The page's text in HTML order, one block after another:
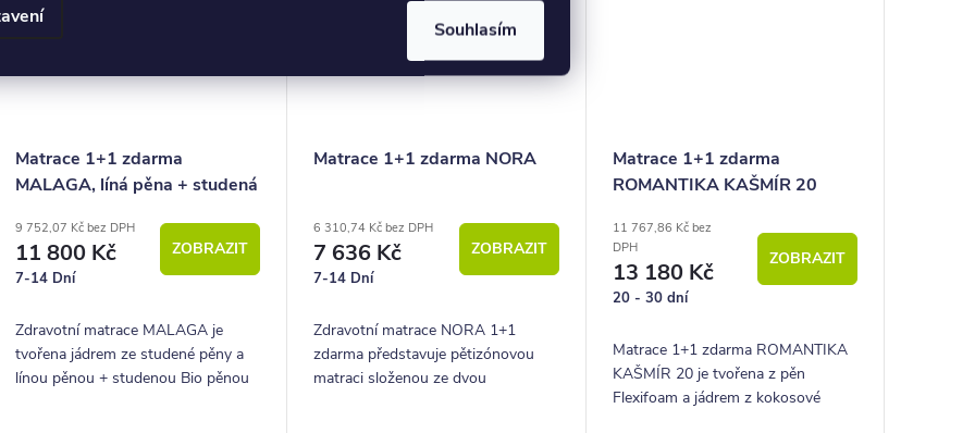
Souhlasím
Matrace 1+1 zdarma
MALAGA, líná pěna + studená
9 752,07 Kč bez DPH
11 800 Kč
7-14 Dní
ZOBRAZIT
Zdravotní matrace MALAGA je
tvořena jádrem ze studené pěny a
línou pěnou + studenou Bio pěnou
Matrace 1+1 zdarma NORA
6 310,74 Kč bez DPH
7 636 Kč
7-14 Dní
ZOBRAZIT
Zdravotní matrace NORA 1+1
zdarma představuje pětizónovou
matraci složenou ze dvou
Matrace 1+1 zdarma
ROMANTIKA KAŠMÍR 20
11 767,86 Kč bez
DPH
13 180 Kč
20 - 30 dní
ZOBRAZIT
Matrace 1+1 zdarma ROMANTIKA
KAŠMÍR 20 je tvořena z pěn
Flexifoam a jádrem z kokosové